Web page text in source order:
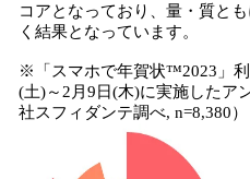
コアとなっており、量・質と
く結果となっています。
※「スマホで年賀状™2023」利
(土)～2月9日(木)に実施したア
社スフィダンテ調べ, n=8,380）